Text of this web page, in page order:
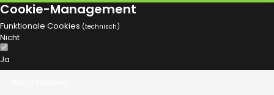
Cookie-Management
Funktionale Cookies (technisch)
Nicht
Ja